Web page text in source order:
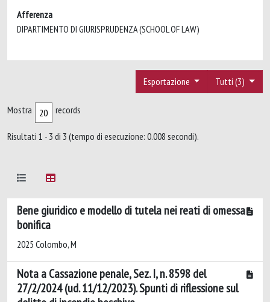
Afferenza
DIPARTIMENTO DI GIURISPRUDENZA (SCHOOL OF LAW)
Tutti (3)
Esportazione
Mostra records
Risultati 1 - 3 di 3 (tempo di esecuzione: 0.008 secondi).
Bene giuridico e modello di tutela nei reati di omessa
bonifica
2025 Colombo, M
Nota a Cassazione penale, Sez. I, n. 8598 del
27/2/2024 (ud. 11/12/2023). Spunti di riflessione sul